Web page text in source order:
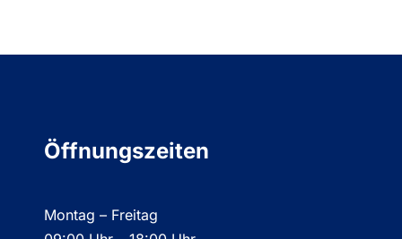
Öffnungszeiten
Montag – Freitag